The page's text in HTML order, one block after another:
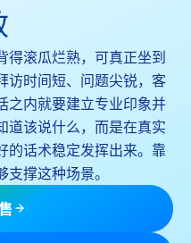
得滚瓜烂熟，可真正坐到
访时间短、问题尖锐，客
之内就要建立专业印象并
道该说什么，而是在真实
的话术稳定发挥出来。靠
撑这种场景。